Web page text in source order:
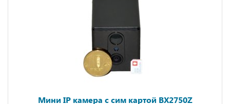
Мини IP камера с сим картой BX2750Z